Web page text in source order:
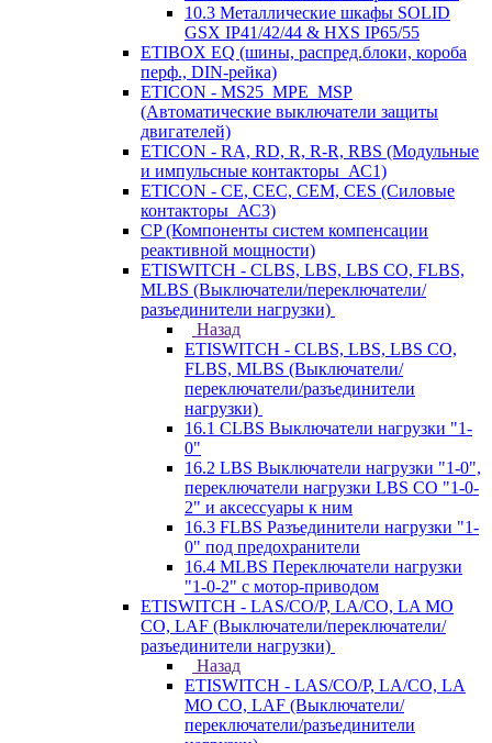
10.3 Металлические шкафы SOLID
GSX IP41/42/44 & HXS IP65/55
ETIBOX EQ (шины, распред.блоки, короба
перф., DIN-рейка)
ETICON - MS25_MPE_MSP
(Автоматические выключатели защиты
двигателей)
ETICON - RA, RD, R, R-R, RBS (Модульные
и импульсные контакторы_АС1)
ETICON - CE, CEC, CEM, CES (Силовые
контакторы_АС3)
CP (Компоненты систем компенсации
реактивной мощности)
ETISWITCH - CLBS, LBS, LBS CO, FLBS,
MLBS (Выключатели/переключатели/
разъединители нагрузки)
Назад
ETISWITCH - CLBS, LBS, LBS CO,
FLBS, MLBS (Выключатели/
переключатели/разъединители
нагрузки)
16.1 CLBS Выключатели нагрузки "1-
0"
16.2 LBS Выключатели нагрузки "1-0",
переключатели нагрузки LBS CO "1-0-
2" и аксессуары к ним
16.3 FLBS Разъединители нагрузки "1-
0" под предохранители
16.4 MLBS Переключатели нагрузки
"1-0-2" с мотор-приводом
ETISWITCH - LAS/CO/P, LA/CO, LA MO
CO, LAF (Выключатели/переключатели/
разъединители нагрузки)
Назад
ETISWITCH - LAS/CO/P, LA/CO, LA
MO CO, LAF (Выключатели/
переключатели/разъединители